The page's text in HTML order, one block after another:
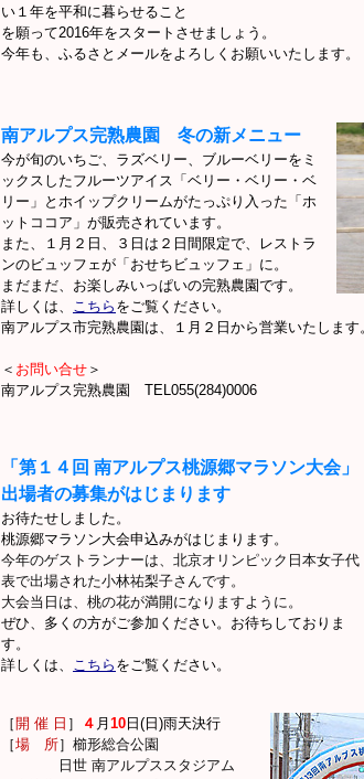
い１年を平和に暮らせること
を願って2016年をスタートさせましょう。
今年も、ふるさとメールをよろしくお願いいたします。
南アルプス完熟農園 冬の新メニュー
今が旬のいちご、ラズベリー、ブルーベリーをミ
ックスしたフルーツアイス「ベリー・ベリー・ベ
リー」とホイップクリームがたっぷり入った「ホ
ットココア」が販売されています。
また、１月２日、３日は２日間限定で、レストラ
ンのビュッフェが「おせちビュッフェ」に。
まだまだ、お楽しみいっぱいの完熟農園です。
詳しくは、 こちら をご覧ください。
南アルプス市完熟農園は、１月２日から営業いたします
＜ お問い合せ ＞
南アルプス完熟農園 TEL055(284)0006
「第１４回 南アルプス桃源郷マラソン大会」
出場者の募集がはじまります
お待たせしました。
桃源郷マラソン大会申込みがはじまります。
今年のゲストランナーは、北京オリンピック日本女子代
表で出場された小林祐梨子さんです。
大会当日は、桃の花が満開になりますように。
ぜひ、多くの方がご参加ください。お待ちしておりま
す。
詳しくは、 こちら をご覧ください。
［ 開 催 日 ］ ４ 月 10 日(日)雨天決行
［場 所］ 櫛形総合公園
日世 南アルプススタジアム